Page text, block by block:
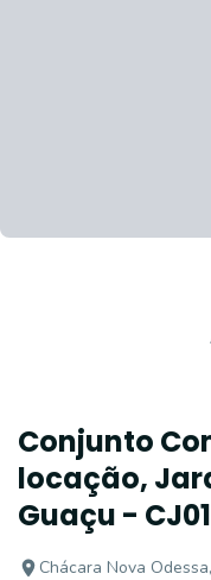
Conjunto
locação,
Guaçu -
Chácara Nova